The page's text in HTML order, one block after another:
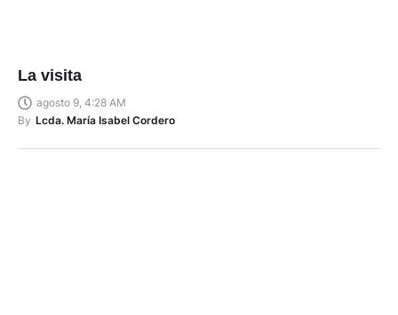
La visita
agosto 9, 4:28 AM
By Lcda. María Isabel Cordero